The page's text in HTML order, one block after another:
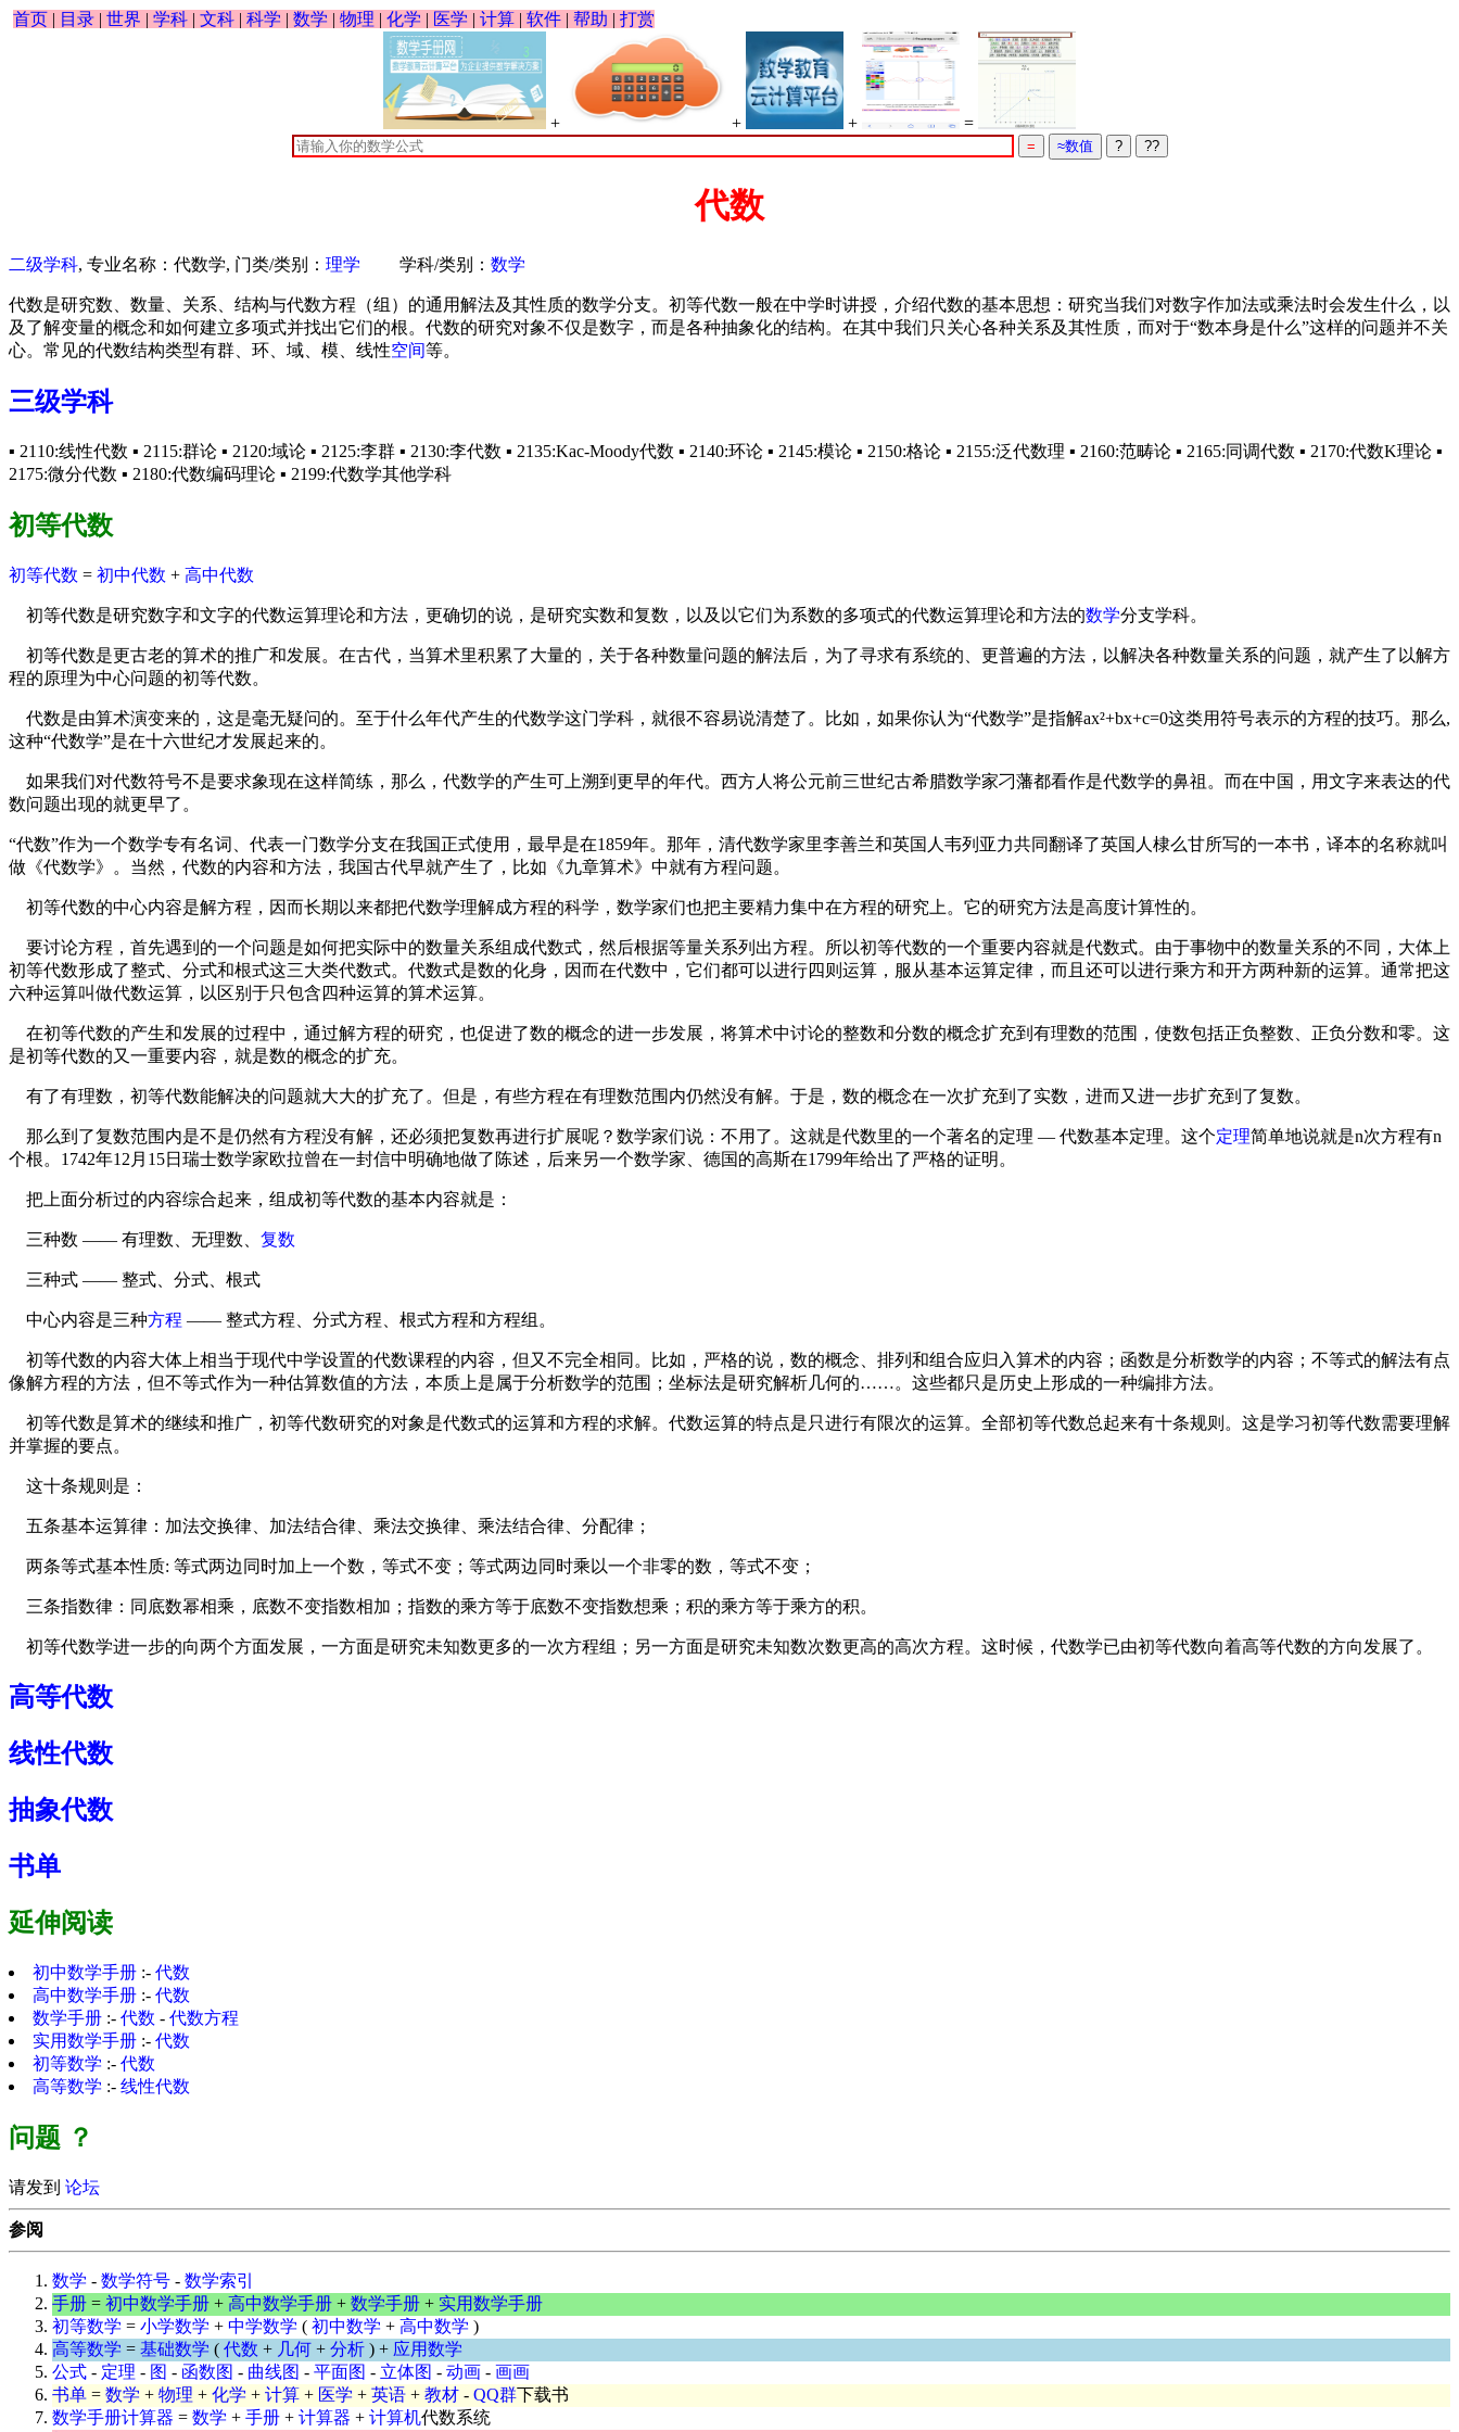
首页 | 目录 | 世界 | 学科 | 文科 | 科学 | 数学 | 物理 | 化学 | 医学 | 计算 | 软件 | 帮助 | 打赏
+ + + =
代数
二级学科, 专业名称：代数学, 门类/类别： 理学 学科/类别： 数学
代数是研究数、数量、关系、结构与代数方程（组）的通用解法及其性质的数学分支。初等代数一般在中学时讲授，介绍代数的基本思想：研究当我们对数字作加法或乘法时会发生什么，以
及了解变量的概念和如何建立多项式并找出它们的根。代数的研究对象不仅是数字，而是各种抽象化的结构。在其中我们只关心各种关系及其性质，而对于“数本身是什么”这样的问题并不关
心。常见的代数结构类型有群、环、域、模、线性空间等。
三级学科
▪ 2110:线性代数 ▪ 2115:群论 ▪ 2120:域论 ▪ 2125:李群 ▪ 2130:李代数 ▪ 2135:Kac-Moody代数 ▪ 2140:环论 ▪ 2145:模论 ▪ 2150:格论 ▪ 2155:泛代数理 ▪ 2160:范畴论 ▪ 2165:同调代数 ▪ 2170:代数K理论 ▪
2175:微分代数 ▪ 2180:代数编码理论 ▪ 2199:代数学其他学科
初等代数
初等代数 = 初中代数 + 高中代数
初等代数是研究数字和文字的代数运算理论和方法，更确切的说，是研究实数和复数，以及以它们为系数的多项式的代数运算理论和方法的数学分支学科。
初等代数是更古老的算术的推广和发展。在古代，当算术里积累了大量的，关于各种数量问题的解法后，为了寻求有系统的、更普遍的方法，以解决各种数量关系的问题，就产生了以解方
程的原理为中心问题的初等代数。
代数是由算术演变来的，这是毫无疑问的。至于什么年代产生的代数学这门学科，就很不容易说清楚了。比如，如果你认为“代数学”是指解ax²+bx+c=0这类用符号表示的方程的技巧。那么,
这种“代数学”是在十六世纪才发展起来的。
如果我们对代数符号不是要求象现在这样简练，那么，代数学的产生可上溯到更早的年代。西方人将公元前三世纪古希腊数学家刁藩都看作是代数学的鼻祖。而在中国，用文字来表达的代
数问题出现的就更早了。
“代数”作为一个数学专有名词、代表一门数学分支在我国正式使用，最早是在1859年。那年，清代数学家里李善兰和英国人韦列亚力共同翻译了英国人棣么甘所写的一本书，译本的名称就叫
做《代数学》。当然，代数的内容和方法，我国古代早就产生了，比如《九章算术》中就有方程问题。
初等代数的中心内容是解方程，因而长期以来都把代数学理解成方程的科学，数学家们也把主要精力集中在方程的研究上。它的研究方法是高度计算性的。
要讨论方程，首先遇到的一个问题是如何把实际中的数量关系组成代数式，然后根据等量关系列出方程。所以初等代数的一个重要内容就是代数式。由于事物中的数量关系的不同，大体上
初等代数形成了整式、分式和根式这三大类代数式。代数式是数的化身，因而在代数中，它们都可以进行四则运算，服从基本运算定律，而且还可以进行乘方和开方两种新的运算。通常把这
六种运算叫做代数运算，以区别于只包含四种运算的算术运算。
在初等代数的产生和发展的过程中，通过解方程的研究，也促进了数的概念的进一步发展，将算术中讨论的整数和分数的概念扩充到有理数的范围，使数包括正负整数、正负分数和零。这
是初等代数的又一重要内容，就是数的概念的扩充。
有了有理数，初等代数能解决的问题就大大的扩充了。但是，有些方程在有理数范围内仍然没有解。于是，数的概念在一次扩充到了实数，进而又进一步扩充到了复数。
那么到了复数范围内是不是仍然有方程没有解，还必须把复数再进行扩展呢？数学家们说：不用了。这就是代数里的一个著名的定理 — 代数基本定理。这个定理简单地说就是n次方程有n
个根。1742年12月15日瑞士数学家欧拉曾在一封信中明确地做了陈述，后来另一个数学家、德国的高斯在1799年给出了严格的证明。
把上面分析过的内容综合起来，组成初等代数的基本内容就是：
三种数 —— 有理数、无理数、 复数
三种式 —— 整式、分式、根式
中心内容是三种方程 —— 整式方程、分式方程、根式方程和方程组。
初等代数的内容大体上相当于现代中学设置的代数课程的内容，但又不完全相同。比如，严格的说，数的概念、排列和组合应归入算术的内容；函数是分析数学的内容；不等式的解法有点
像解方程的方法，但不等式作为一种估算数值的方法，本质上是属于分析数学的范围；坐标法是研究解析几何的……。这些都只是历史上形成的一种编排方法。
初等代数是算术的继续和推广，初等代数研究的对象是代数式的运算和方程的求解。代数运算的特点是只进行有限次的运算。全部初等代数总起来有十条规则。这是学习初等代数需要理解
并掌握的要点。
这十条规则是：
五条基本运算律：加法交换律、加法结合律、乘法交换律、乘法结合律、分配律；
两条等式基本性质: 等式两边同时加上一个数，等式不变；等式两边同时乘以一个非零的数，等式不变；
三条指数律：同底数幂相乘，底数不变指数相加；指数的乘方等于底数不变指数想乘；积的乘方等于乘方的积。
初等代数学进一步的向两个方面发展，一方面是研究未知数更多的一次方程组；另一方面是研究未知数次数更高的高次方程。这时候，代数学已由初等代数向着高等代数的方向发展了。
高等代数
线性代数
抽象代数
书单
延伸阅读
初中数学手册 :- 代数
高中数学手册 :- 代数
数学手册 :- 代数 - 代数方程
实用数学手册 :- 代数
初等数学 :- 代数
高等数学 :- 线性代数
问题 ？
请发到 论坛
参阅
数学 - 数学符号 - 数学索引
手册 = 初中数学手册 + 高中数学手册 + 数学手册 + 实用数学手册
初等数学 = 小学数学 + 中学数学 ( 初中数学 + 高中数学 )
高等数学 = 基础数学 ( 代数 + 几何 + 分析 ) + 应用数学
公式 - 定理 - 图 - 函数图 - 曲线图 - 平面图 - 立体图 - 动画 - 画画
书单 = 数学 + 物理 + 化学 + 计算 + 医学 + 英语 + 教材 - QQ群下载书
数学手册计算器 = 数学 + 手册 + 计算器 + 计算机代数系统